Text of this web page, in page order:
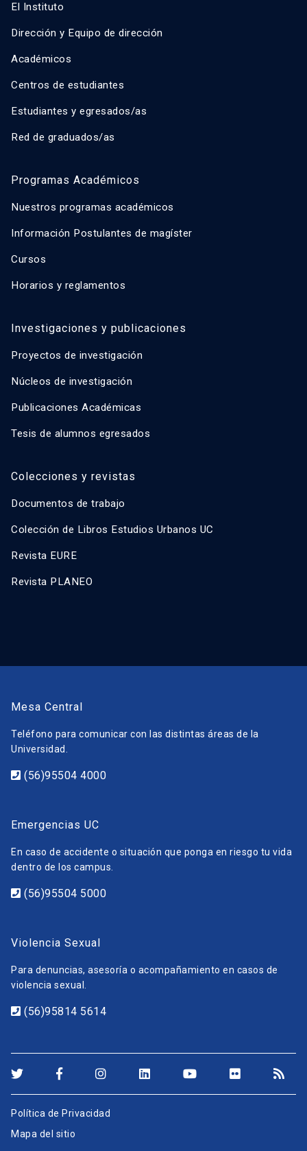
El Instituto
Dirección y Equipo de dirección
Académicos
Centros de estudiantes
Estudiantes y egresados/as
Red de graduados/as
Programas Académicos
Nuestros programas académicos
Información Postulantes de magíster
Cursos
Horarios y reglamentos
Investigaciones y publicaciones
Proyectos de investigación
Núcleos de investigación
Publicaciones Académicas
Tesis de alumnos egresados
Colecciones y revistas
Documentos de trabajo
Colección de Libros Estudios Urbanos UC
Revista EURE
Revista PLANEO
Mesa Central
Teléfono para comunicar con las distintas áreas de la
Universidad.
(56)95504 4000
Emergencias UC
En caso de accidente o situación que ponga en riesgo tu vida
dentro de los campus.
(56)95504 5000
Violencia Sexual
Para denuncias, asesoría o acompañamiento en casos de
violencia sexual.
(56)95814 5614
Política de Privacidad
Mapa del sitio